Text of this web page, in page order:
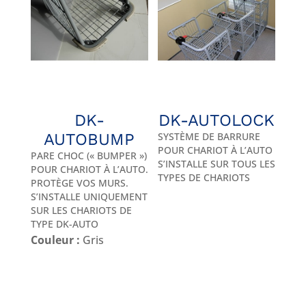
DK-
AUTOBUMP
PARE CHOC (« BUMPER »)
POUR CHARIOT À L’AUTO.
PROTÈGE VOS MURS.
S’INSTALLE UNIQUEMENT
SUR LES CHARIOTS DE
TYPE DK-AUTO
Couleur : Gris
DK-AUTOLOCK
SYSTÈME DE BARRURE
POUR CHARIOT À L’AUTO
S’INSTALLE SUR TOUS LES
TYPES DE CHARIOTS